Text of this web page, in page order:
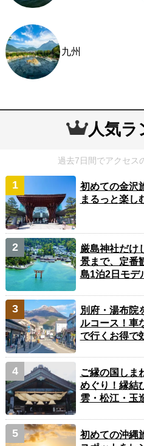
九州
人気ラ
過去7日間でアクセス
初めての金沢
まるっと楽し
厳島神社だけ
景まで、定番
島1泊2日モデ
別府・湯布院
ルコース！車
で行くお得で
ご縁の国しま
めぐり！縁結
雲・松江・玉
初めての沖縄